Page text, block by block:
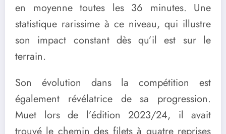
en moyenne toutes les 36 minutes. Une
statistique rarissime à ce niveau, qui illustre
son impact constant dès qu’il est sur le
terrain.
Son évolution dans la compétition est
également révélatrice de sa progression.
Muet lors de l’édition 2023/24, il avait
trouvé le chemin des filets à quatre reprises